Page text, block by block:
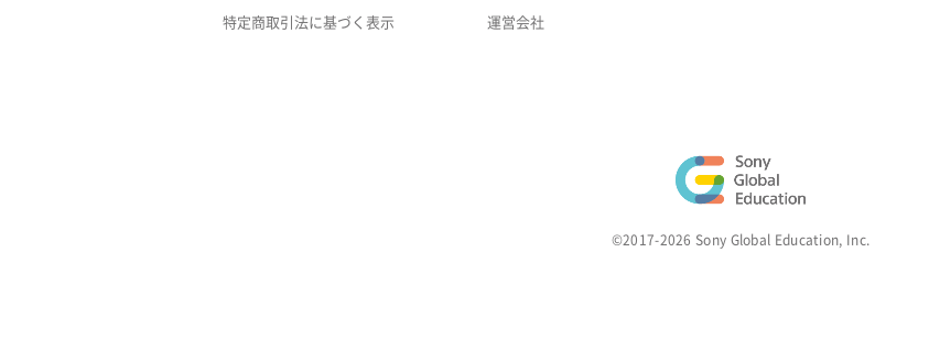
特定商取引法に基づく表示 運営会社
©2017-2026 Sony Global Education, Inc.